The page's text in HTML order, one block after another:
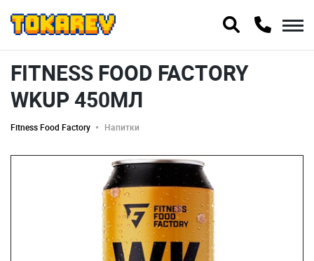
FITNESS FOOD FACTORY
WKUP 450МЛ
Fitness Food Factory Напитки